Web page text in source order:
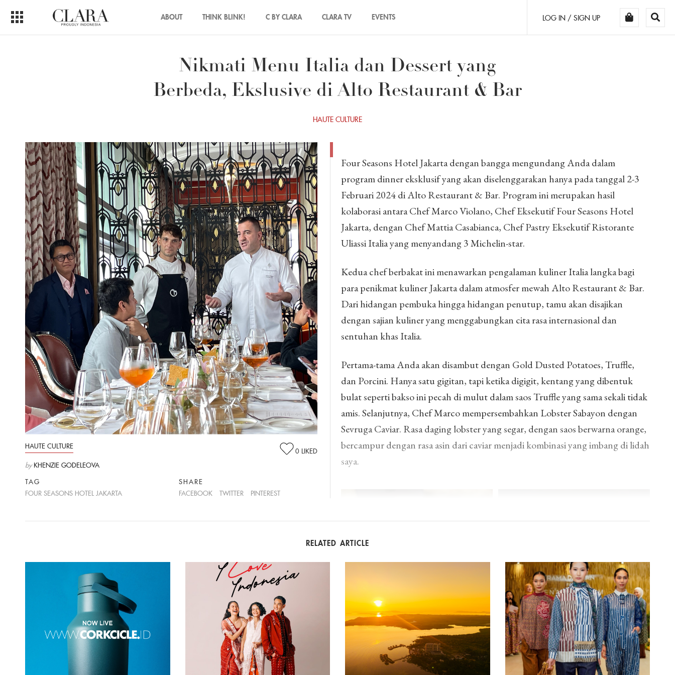
ABOUT THINK BLINK! C BY CLARA CLARA TV EVENTS LOG IN / SIGN UP
Nikmati Menu Italia dan Dessert yang
Berbeda, Ekslusive di Alto Restaurant & Bar
HAUTE CULTURE
HAUTE CULTURE
0 LIKED
by KHENZIE GODELEOVA
TAG
FOUR SEASONS HOTEL JAKARTA
SHARE
FACEBOOK
TWITTER PINTEREST
Four Seasons Hotel Jakarta dengan bangga mengundang Anda dalam
program dinner eksklusif yang akan diselenggarakan hanya pada tanggal 2-3
Februari 2024 di Alto Restaurant & Bar. Program ini merupakan hasil
kolaborasi antara Chef Marco Violano, Chef Eksekutif Four Seasons Hotel
Jakarta, dengan Chef Mattia Casabianca, Chef Pastry Eksekutif Ristorante
Uliassi Italia yang menyandang 3 Michelin-star.
Kedua chef berbakat ini menawarkan pengalaman kuliner Italia langka bagi
para penikmat kuliner Jakarta dalam atmosfer mewah Alto Restaurant & Bar.
Dari hidangan pembuka hingga hidangan penutup, tamu akan disajikan
dengan sajian kuliner yang menggabungkan cita rasa internasional dan
sentuhan khas Italia.
Pertama-tama Anda akan disambut dengan Gold Dusted Potatoes, Truffle,
dan Porcini. Hanya satu gigitan, tapi ketika digigit, kentang yang dibentuk
bulat seperti bakso ini pecah di mulut dalam saos Truffle yang sama sekali tidak
amis. Selanjutnya, Chef Marco mempersembahkan Lobster Sabayon dengan
Sevruga Caviar. Rasa daging lobster yang segar, dengan saos berwarna orange,
bercampur dengan rasa asin dari caviar menjadi kombinasi yang imbang di lidah
saya.
RELATED ARTICLE